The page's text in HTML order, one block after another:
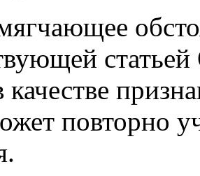
качестве
повторно